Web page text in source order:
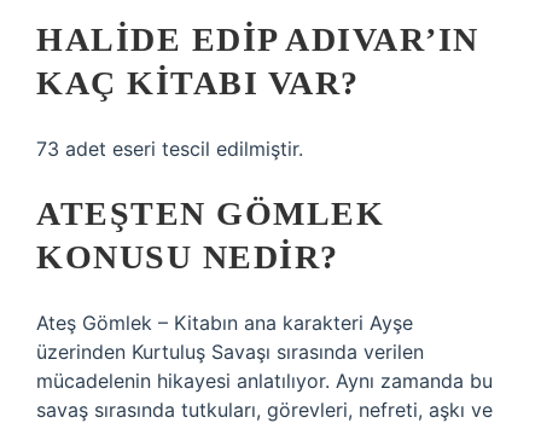
HALIDE EDIP ADIVAR’IN
KAÇ KITABI VAR?
73 adet eseri tescil edilmiştir.
ATEŞTEN GÖMLEK
KONUSU NEDIR?
Ateş Gömlek – Kitabın ana karakteri Ayşe
üzerinden Kurtuluş Savaşı sırasında verilen
mücadelenin hikayesi anlatılıyor. Aynı zamanda bu
savaş sırasında tutkuları, görevleri, nefreti, aşkı ve